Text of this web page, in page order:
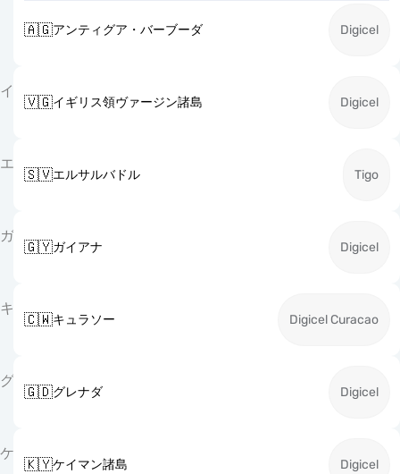
🇦🇬アンティグア・バーブーダ Digicel
イ
🇻🇬イギリス領ヴァージン諸島 Digicel
エ
🇸🇻エルサルバドル Tigo
ガ
🇬🇾ガイアナ Digicel
キ
🇨🇼キュラソー Digicel Curacao
グ
🇬🇩グレナダ Digicel
ケ
🇰🇾ケイマン諸島 Digicel